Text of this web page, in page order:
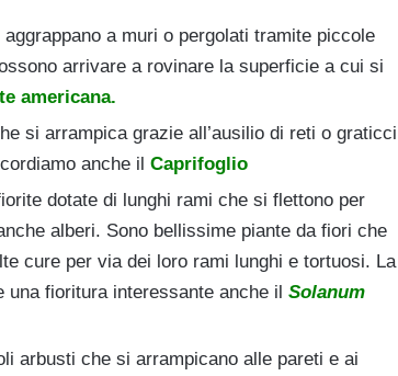
a muri o pergolati tramite piccole
arrivare a rovinare la superficie a cui si
americana.
si arrampica grazie all’ausilio di reti o graticci
anche il Caprifoglio
dotate di lunghi rami che si flettono per
alberi. Sono bellissime piante da fiori che
cure per via dei loro rami lunghi e tortuosi. La
fioritura interessante anche il Solanum
arbusti che si arrampicano alle pareti e ai